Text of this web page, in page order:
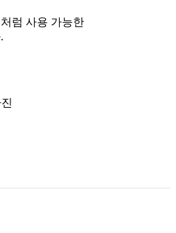
럼 사용 가능한